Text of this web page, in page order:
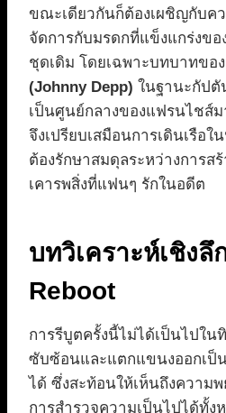
ขณะเดียวกันก็ต้องเผชิญกับค
จัดการกับมรดกที่แข็งแกร่งขอ
ชุดเดิม โดยเฉพาะบทบาทของ
(Johnny Depp) ในฐานะกัปตั
เป็นศูนย์กลางของแฟรนไชส์
จึงเปรียบเสมือนการเดินเรือ
ต้องรักษาสมดุลระหว่างการส
เคารพสิ่งที่แฟนๆ รักในอดีต
บทวิเคราะห์เชิง
Reboot
การรีบูตครั้งนี้ไม่ได้เป็นไปใน
ซับซ้อนและแตกแขนงออกเป็
ได้ ซึ่งสะท้อนให้เห็นถึงความ
การสำรวจความเป็นไปได้ทั้ง